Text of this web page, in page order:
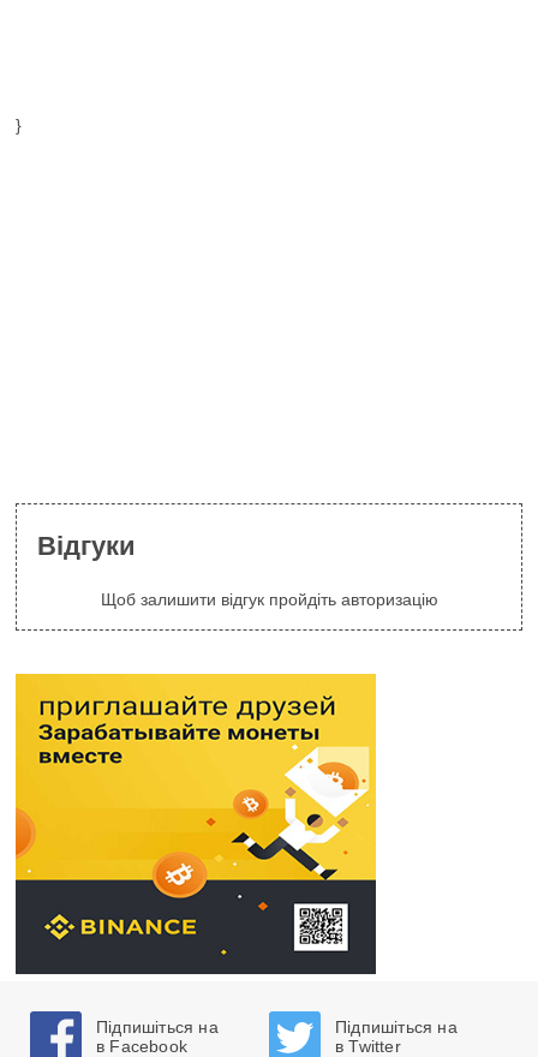
}
Відгуки
Щоб залишити відгук пройдіть авторизацію
Підпишіться на
в Facebook
Підпишіться на
в Twitter